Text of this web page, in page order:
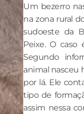
Um bezerro
na zona rural
sudoeste da
Peixe. O caso
Segundo
animal nasceu
por lá. Ele
tipo de
assim nessa